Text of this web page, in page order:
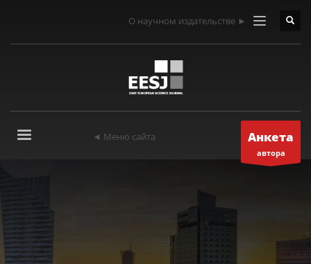
О научном издательстве ►
◄ Меню сайта Анкета
автора